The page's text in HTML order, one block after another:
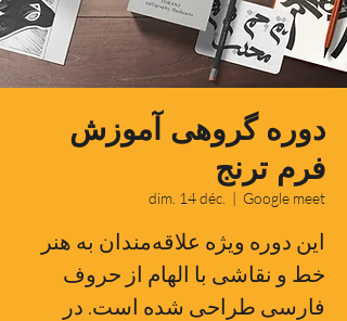
دوره گروهی آموزش
فرم ترنج
dim. 14 déc.
  |
Google meet
این دوره ویژه علاقه‌مندان به هنر
خط و نقاشی با الهام از حروف
فارسی طراحی شده است. در